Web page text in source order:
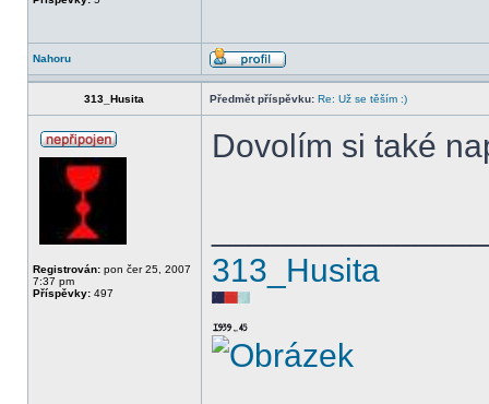
Nahoru
313_Husita Předmět příspěvku: Re: Už se těším :)
Registrován: pon čer 25, 2007
7:37 pm
Příspěvky: 497
Dovolím si také
313_Husita